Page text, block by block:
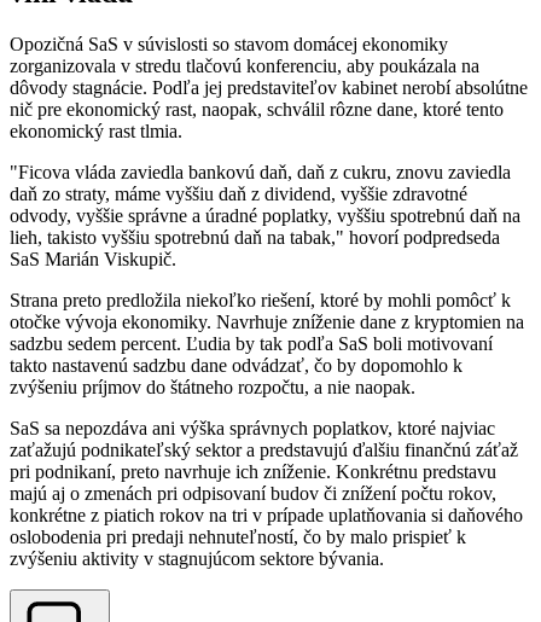
Opozičná SaS v súvislosti so stavom domácej ekonomiky
zorganizovala v stredu tlačovú konferenciu, aby poukázala na
dôvody stagnácie. Podľa jej predstaviteľov kabinet nerobí absolútne
nič pre ekonomický rast, naopak, schválil rôzne dane, ktoré tento
ekonomický rast tlmia.
"Ficova vláda zaviedla bankovú daň, daň z cukru, znovu zaviedla
daň zo straty, máme vyššiu daň z dividend, vyššie zdravotné
odvody, vyššie správne a úradné poplatky, vyššiu spotrebnú daň na
lieh, takisto vyššiu spotrebnú daň na tabak," hovorí podpredseda
SaS Marián Viskupič.
Strana preto predložila niekoľko riešení, ktoré by mohli pomôcť k
otočke vývoja ekonomiky. Navrhuje zníženie dane z kryptomien na
sadzbu sedem percent. Ľudia by tak podľa SaS boli motivovaní
takto nastavenú sadzbu dane odvádzať, čo by dopomohlo k
zvýšeniu príjmov do štátneho rozpočtu, a nie naopak.
SaS sa nepozdáva ani výška správnych poplatkov, ktoré najviac
zaťažujú podnikateľský sektor a predstavujú ďalšiu finančnú záťaž
pri podnikaní, preto navrhuje ich zníženie. Konkrétnu predstavu
majú aj o zmenách pri odpisovaní budov či znížení počtu rokov,
konkrétne z piatich rokov na tri v prípade uplatňovania si daňového
oslobodenia pri predaji nehnuteľností, čo by malo prispieť k
zvýšeniu aktivity v stagnujúcom sektore bývania.